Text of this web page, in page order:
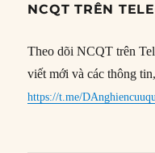
NCQT TRÊN
Theo dõi NCQT trên
viết mới và các thông
https://t.me/